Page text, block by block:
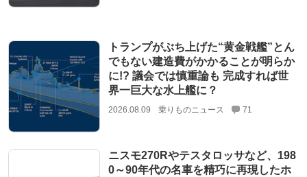
トランプがぶち上げた“黄金戦艦”とん
でもない建造費がかかることが明らか
に!? 議会では慎重論も 完成すれば世
界一巨大な水上艦に？
2026.08.09 乗りものニュース 71
ニスモ270Rやテスタロッサなど、198
0～90年代の名車を精巧に再現したホ